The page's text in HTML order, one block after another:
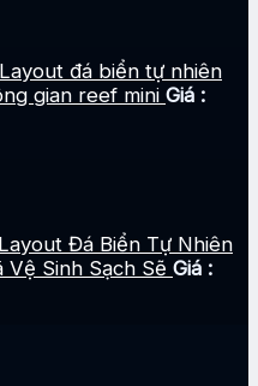
đá biển tự nhiên
gian reef mini Giá :
Đá Biển Tự Nhiên
Sinh Sạch Sẽ Giá :